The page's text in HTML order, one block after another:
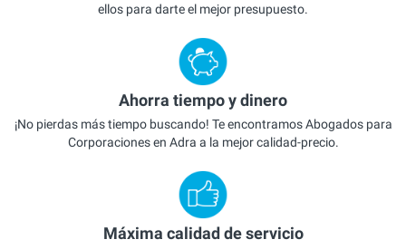
ellos para darte el mejor presupuesto.
Ahorra tiempo y dinero
¡No pierdas más tiempo buscando! Te encontramos Abogados para
Corporaciones en Adra a la mejor calidad-precio.
Máxima calidad de servicio